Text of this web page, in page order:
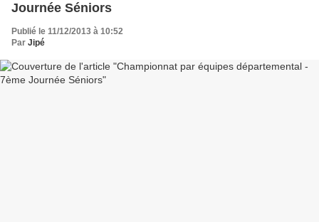
Journée Séniors
Publié le 11/12/2013 à 10:52
Par Jipé